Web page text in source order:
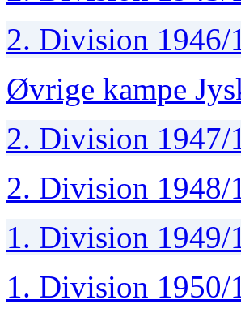
2. Division 1946/
Øvrige kampe
2. Division 1947/
2. Division 1948/
1. Division 1949/
1. Division 1950/